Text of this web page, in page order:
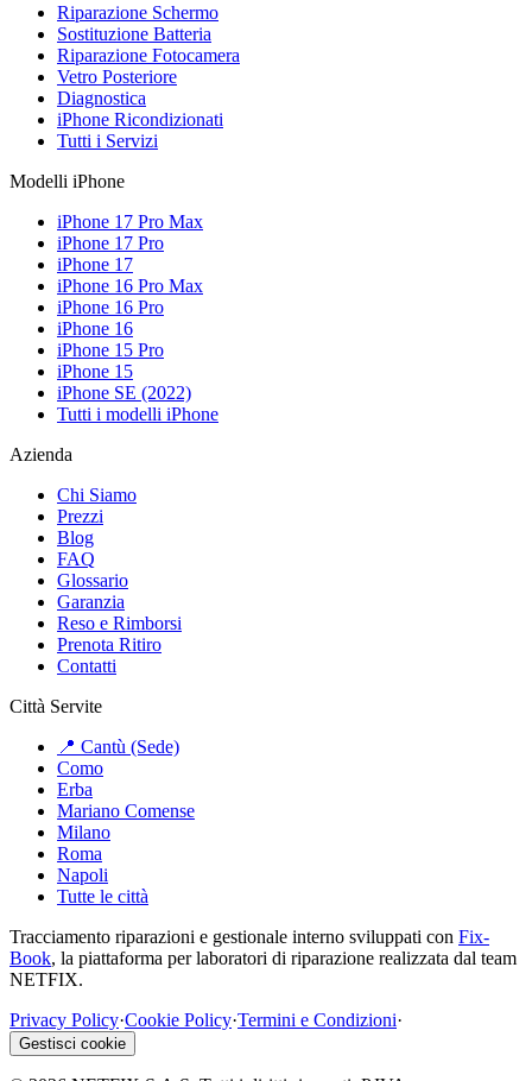
Riparazione Schermo
Sostituzione Batteria
Riparazione Fotocamera
Vetro Posteriore
Diagnostica
iPhone Ricondizionati
Tutti i Servizi
Modelli iPhone
iPhone 17 Pro Max
iPhone 17 Pro
iPhone 17
iPhone 16 Pro Max
iPhone 16 Pro
iPhone 16
iPhone 15 Pro
iPhone 15
iPhone SE (2022)
Tutti i modelli iPhone
Azienda
Chi Siamo
Prezzi
Blog
FAQ
Glossario
Garanzia
Reso e Rimborsi
Prenota Ritiro
Contatti
Città Servite
📍 Cantù (Sede)
Como
Erba
Mariano Comense
Milano
Roma
Napoli
Tutte le città
Tracciamento riparazioni e gestionale interno sviluppati con Fix-
Book, la piattaforma per laboratori di riparazione realizzata dal team
NETFIX.
Privacy Policy·Cookie Policy·Termini e Condizioni·
Gestisci cookie